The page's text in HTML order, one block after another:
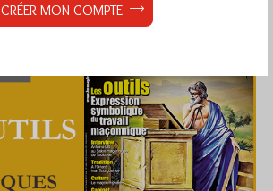
CRÉER MON COMPTE